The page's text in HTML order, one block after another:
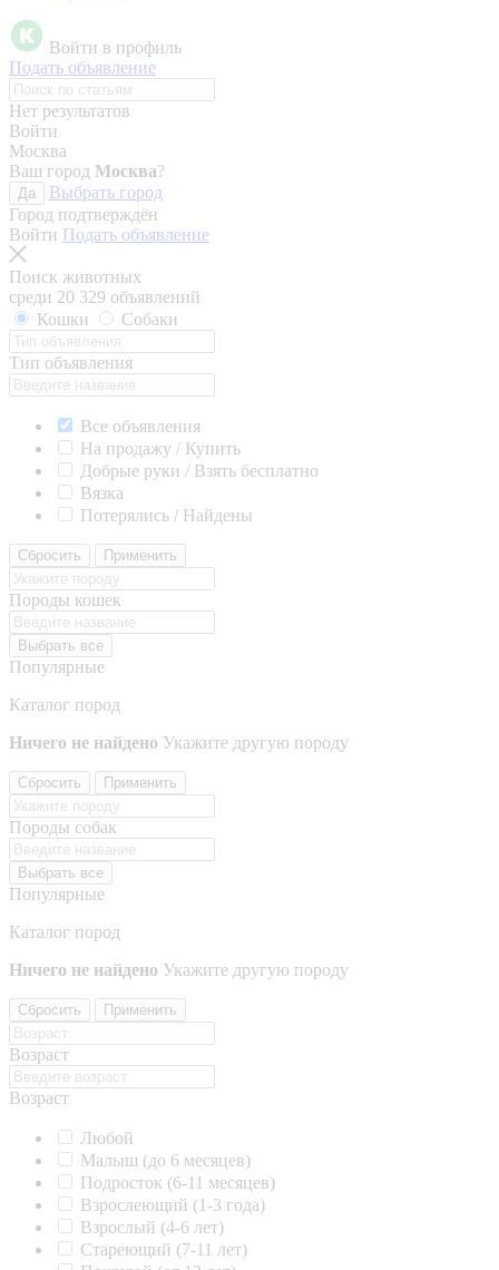
Войти в профиль
Подать объявление
Нет результатов
Войти
Москва
Ваш город Москва?
Да
Выбрать город
Город подтверждён
Войти Подать объявление
Поиск животных
среди 20 329 объявлений
Кошки
Собаки
Тип объявления
Все объявления
На продажу / Купить
Добрые руки / Взять бесплатно
Вязка
Потерялись / Найдены
Сбросить Применить
Породы кошек
Выбрать все
Популярные
Каталог пород
Ничего не найдено Укажите другую породу
Сбросить Применить
Породы собак
Выбрать все
Популярные
Каталог пород
Ничего не найдено Укажите другую породу
Сбросить Применить
Возраст
Возраст
Любой
Малыш (до 6 месяцев)
Подросток (6-11 месяцев)
Взрослеющий (1-3 года)
Взрослый (4-6 лет)
Стареющий (7-11 лет)